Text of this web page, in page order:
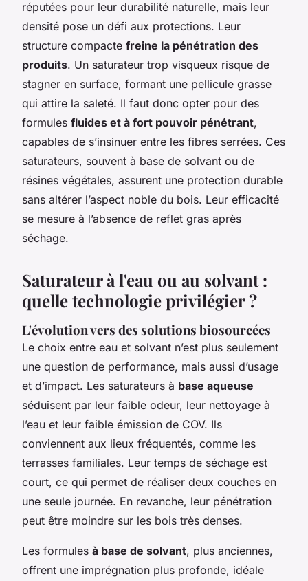
réputées pour leur durabilité naturelle, mais leur
densité pose un défi aux protections. Leur
structure compacte freine la pénétration des
produits. Un saturateur trop visqueux risque de
stagner en surface, formant une pellicule grasse
qui attire la saleté. Il faut donc opter pour des
formules fluides et à fort pouvoir pénétrant,
capables de s’insinuer entre les fibres serrées. Ces
saturateurs, souvent à base de solvant ou de
résines végétales, assurent une protection durable
sans altérer l’aspect noble du bois. Leur efficacité
se mesure à l’absence de reflet gras après
séchage.
Saturateur à l'eau ou au solvant :
quelle technologie privilégier ?
L'évolution vers des solutions biosourcées
Le choix entre eau et solvant n’est plus seulement
une question de performance, mais aussi d’usage
et d’impact. Les saturateurs à base aqueuse
séduisent par leur faible odeur, leur nettoyage à
l’eau et leur faible émission de COV. Ils
conviennent aux lieux fréquentés, comme les
terrasses familiales. Leur temps de séchage est
court, ce qui permet de réaliser deux couches en
une seule journée. En revanche, leur pénétration
peut être moindre sur les bois très denses.
Les formules à base de solvant, plus anciennes,
offrent une imprégnation plus profonde, idéale